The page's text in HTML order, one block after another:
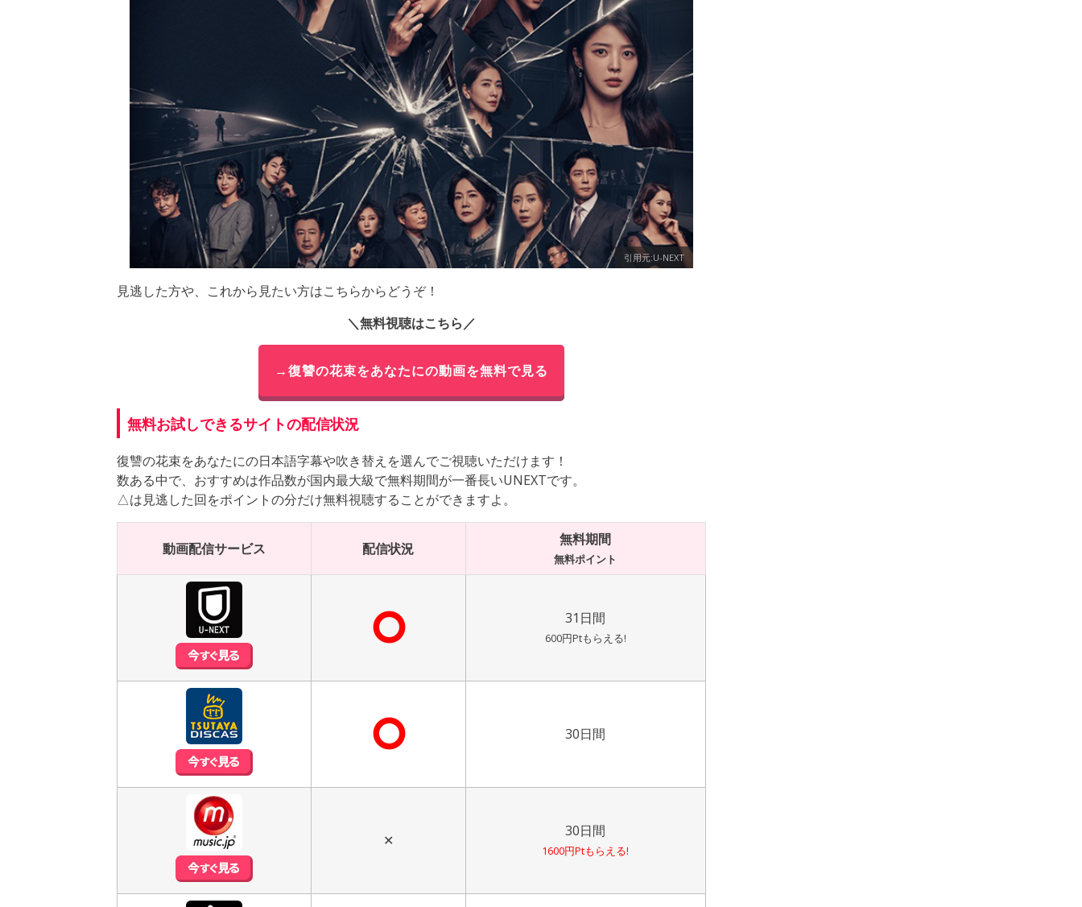
引用元:U-NEXT
見逃した方や、これから見たい方はこちらからどうぞ！
＼無料視聴はこちら／
→復讐の花束をあなたにの動画を無料で見る
無料お試しできるサイトの配信状況
復讐の花束をあなたにの日本語字幕や吹き替えを選んでご視聴いただけます！
数ある中で、おすすめは作品数が国内最大級で無料期間が一番長いUNEXTです。
△は見逃した回をポイントの分だけ無料視聴することができますよ。
動画配信サービス 配信状況
無料期間
無料ポイント
⭘ 31日間
600円Ptもらえる!
⭘ 30日間
✕
30日間
1600円Ptもらえる!